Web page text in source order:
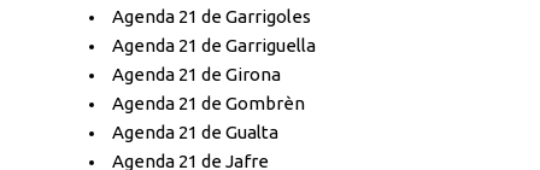
Agenda 21 de Garrigoles
Agenda 21 de Garriguella
Agenda 21 de Girona
Agenda 21 de Gombrèn
Agenda 21 de Gualta
Agenda 21 de Jafre